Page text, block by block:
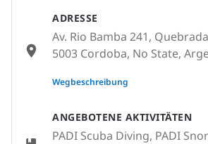
ANGEBOTENE AKTIVITÄTEN
PADI Scuba Diving, PADI
ADRESSE
Av. Rio Bamba 241,
5003 Cordoba, No State,
None
Wegbeschreibung